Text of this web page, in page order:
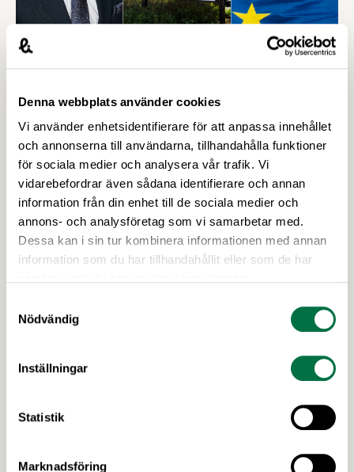
Denna webbplats använder cookies
Vi använder enhetsidentifierare för att anpassa innehållet
och annonserna till användarna, tillhandahålla funktioner
för sociala medier och analysera vår trafik. Vi
vidarebefordrar även sådana identifierare och annan
information från din enhet till de sociala medier och
annons- och analysföretag som vi samarbetar med.
Dessa kan i sin tur kombinera informationen med annan
information som du har tillhandahållit eller som de har
Nödvändig
Inställningar
Statistik
Marknadsföring
Näringslivets vädjan till ministern:
Fastställ Konsumentverkets ansvar –
Livsmedelsföretagen
Genomförandet av EU:s konsumentmaktsdirektiv
riskerar att leda till att fullt tjänliga produkter för
hundratals miljoner kronor måste kasseras. En
bred sammanslutning av svenska
näringslivsorganisationer begär nu att
civilminister Erik Slottner ingriper.